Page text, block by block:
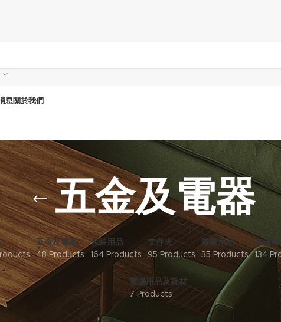
息 關於我們
五金及電器
五金及電器
48 Products
包裝用品
164 Products
文件夾
95 Products
展覽用品
35 Products
文儀器
134
電腦用品及耗材
7 Products